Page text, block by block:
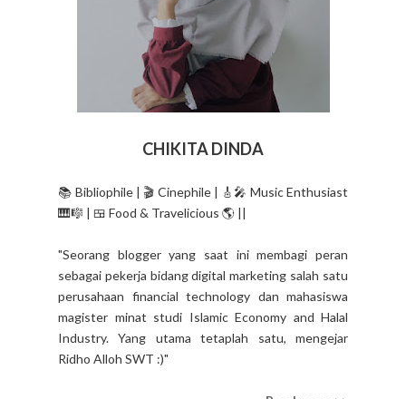
CHIKITA DINDA
📚 Bibliophile | 🎬 Cinephile | 🎸🎤 Music Enthusiast
🎹🎼 | 🍱 Food & Travelicious 🌎 ||
"Seorang blogger yang saat ini membagi peran
sebagai pekerja bidang digital marketing salah satu
perusahaan financial technology dan mahasiswa
magister minat studi Islamic Economy and Halal
Industry. Yang utama tetaplah satu, mengejar
Ridho Alloh SWT :)"